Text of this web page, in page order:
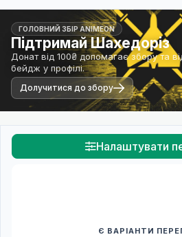
ГОЛОВНИЙ ЗБІР ANIMEON
Підтримай Шахедоріз
Донат від 100₴ допомагає збору та
бейдж у профілі.
Долучитися до збору
Налаштувати
Є ВАРІАНТИ